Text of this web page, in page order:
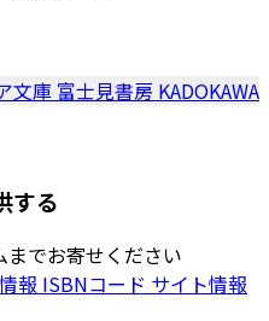
文庫 富士見書房 KADOKAWA
する
でお寄せください
報 ISBNコード サイト情報